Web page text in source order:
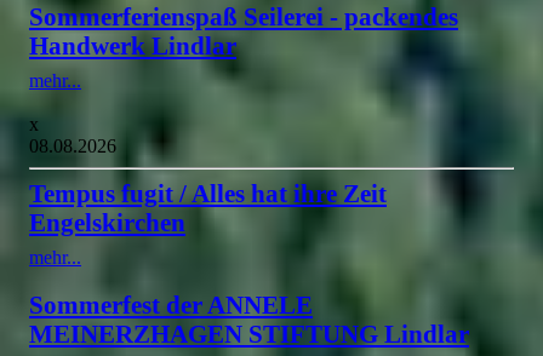
Sommerferienspaß Seilerei - packendes
Handwerk Lindlar
mehr...
x
08.08.2026
Tempus fugit / Alles hat ihre Zeit
Engelskirchen
mehr...
Sommerfest der ANNELE
MEINERZHAGEN STIFTUNG Lindlar